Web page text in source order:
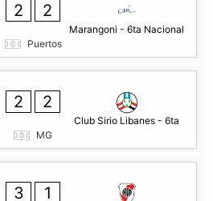
2 2
Marangoni - 6ta Nacional
Puertos
2 2
Club Sirio Libanes - 6ta
MG
3 1